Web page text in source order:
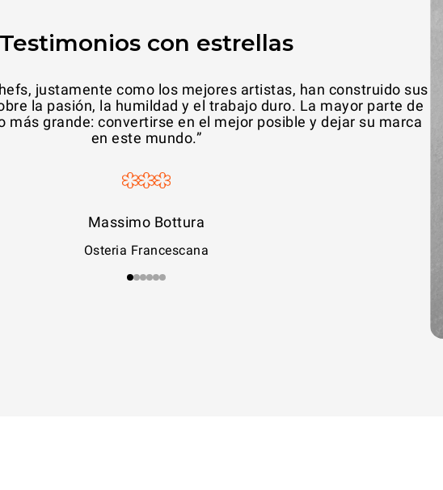
Testimonios con estrellas
justamente como los mejores artistas, han construido sus
la pasión, la humildad y el trabajo duro. La mayor parte de
más grande: convertirse en el mejor posible y dejar su marca
en este mundo.”
Massimo Bottura
Osteria Francescana